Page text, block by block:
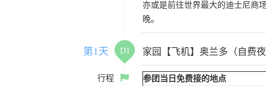
亦或是前往世界最大的迪士尼商
晚。
第1天 D1 家园【飞机】奥兰多（自费
行程
参团当日免费接的地点